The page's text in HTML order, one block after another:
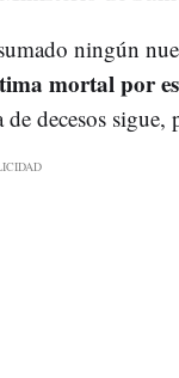
ningún
mortal por
decesos